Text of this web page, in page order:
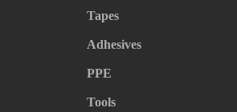
Tapes
Adhesives
PPE
Tools